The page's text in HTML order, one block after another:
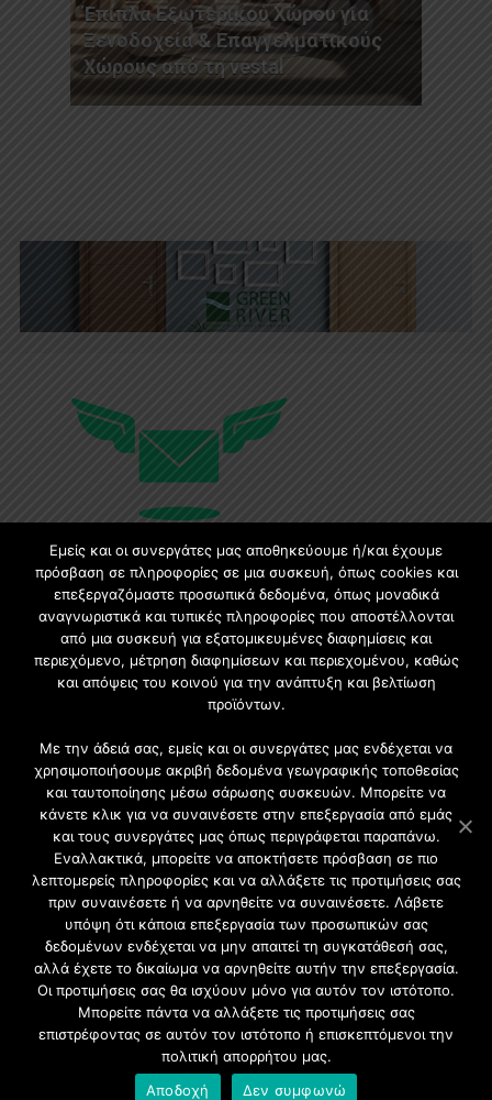
Έπιπλα Εξωτερικού Χώρου για
Ξενοδοχεία & Επαγγελματικούς
Χώρους από τη vestal
Εγγραφή στο Newsletter
Γίνετε μέλος της μεγαλύτερης διαδικτυακής κοινότητας, ειδικά
για αρχιτέκτονες, σχεδιαστές και λάτρεις της κατασκευής και του
2021 CFW - All Rights Reserved
Επιχειρήσεις |
Προφίλ
Διαφήμιση
Επικοινωνία
Πολιτική Απορρήτου
Εμείς και οι συνεργάτες μας αποθηκεύουμε ή/και έχουμε
πρόσβαση σε πληροφορίες σε μια συσκευή, όπως cookies και
επεξεργαζόμαστε προσωπικά δεδομένα, όπως μοναδικά
αναγνωριστικά και τυπικές πληροφορίες που αποστέλλονται
από μια συσκευή για εξατομικευμένες διαφημίσεις και
περιεχόμενο, μέτρηση διαφημίσεων και περιεχομένου, καθώς
και απόψεις του κοινού για την ανάπτυξη και βελτίωση
προϊόντων.
Με την άδειά σας, εμείς και οι συνεργάτες μας ενδέχεται να
χρησιμοποιήσουμε ακριβή δεδομένα γεωγραφικής τοποθεσίας
και ταυτοποίησης μέσω σάρωσης συσκευών. Μπορείτε να
κάνετε κλικ για να συναινέσετε στην επεξεργασία από εμάς
και τους συνεργάτες μας όπως περιγράφεται παραπάνω.
Εναλλακτικά, μπορείτε να αποκτήσετε πρόσβαση σε πιο
λεπτομερείς πληροφορίες και να αλλάξετε τις προτιμήσεις σας
πριν συναινέσετε ή να αρνηθείτε να συναινέσετε. Λάβετε
υπόψη ότι κάποια επεξεργασία των προσωπικών σας
δεδομένων ενδέχεται να μην απαιτεί τη συγκατάθεσή σας,
αλλά έχετε το δικαίωμα να αρνηθείτε αυτήν την επεξεργασία.
Οι προτιμήσεις σας θα ισχύουν μόνο για αυτόν τον ιστότοπο.
Μπορείτε πάντα να αλλάξετε τις προτιμήσεις σας
επιστρέφοντας σε αυτόν τον ιστότοπο ή επισκεπτόμενοι την
πολιτική απορρήτου μας.
Αποδοχή
Δεν συμφωνώ